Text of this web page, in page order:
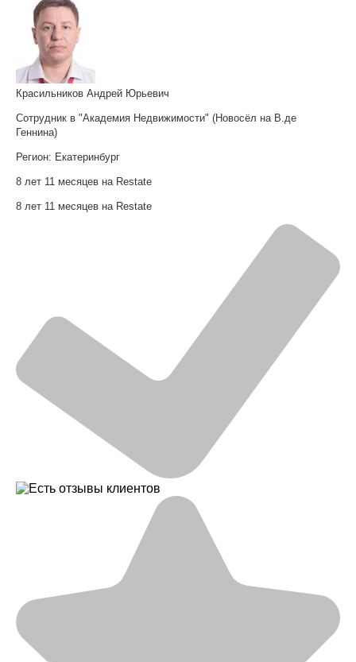
Красильников Андрей Юрьевич
Сотрудник в "Академия Недвижимости" (Новосёл на В.де
Геннина)
Регион: Екатеринбург
8 лет 11 месяцев на Restate
8 лет 11 месяцев на Restate